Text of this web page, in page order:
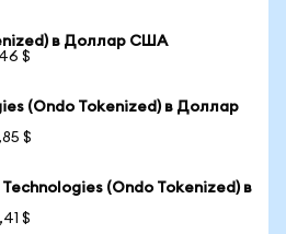
в Доллар США
$
(Ondo Tokenized) в Доллар
$
(Ondo Tokenized) в
$